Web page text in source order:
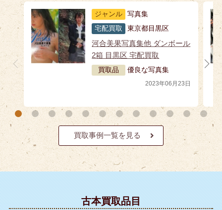
ジャンル
写真集
宅配買取
東京都目黒区
河合美果写真集他 ダンボール
2箱 目黒区 宅配買取
買取品 優良な写真集
2023年06月23日
買取事例一覧を見る
古本買取品目